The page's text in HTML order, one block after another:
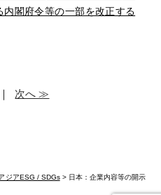
ジアESG / SDGs> 日本：企業内容等の開示
内閣府令等の一部を改正する
次へ ≫